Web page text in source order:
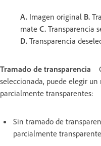
A. Imagen original B.
mate C. Transparencia
D. Transparencia
Tramado de transparencia
seleccionada, puede elegir
parcialmente transparentes:
Sin tramado de
parcialmente